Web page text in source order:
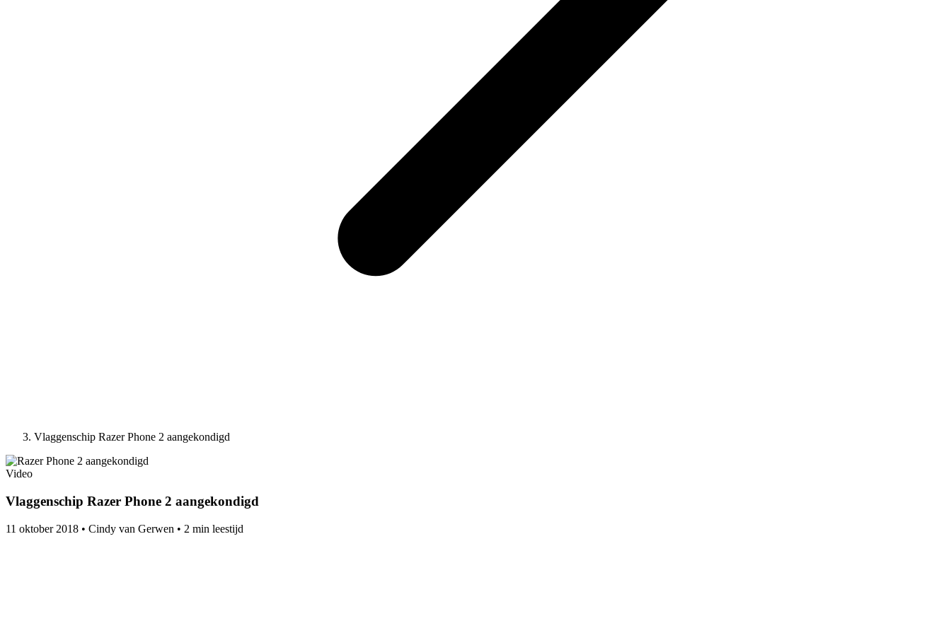
Vlaggenschip Razer Phone 2 aangekondigd
Video
Vlaggenschip Razer Phone 2 aangekondigd
11 oktober 2018 • Cindy van Gerwen • 2 min leestijd